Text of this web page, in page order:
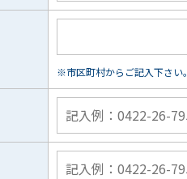
※市区町村からご記入下さい。